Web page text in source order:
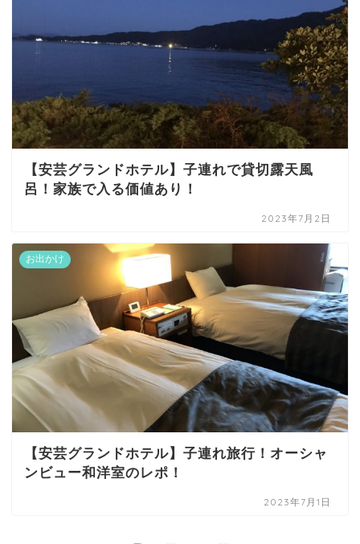
【安芸グランドホテル】子連れで貸切露天風
呂！家族で入る価値あり！
2023年7月2日
お出かけ
【安芸グランドホテル】子連れ旅行！オーシャ
ンビュー和洋室のレポ！
2023年7月1日